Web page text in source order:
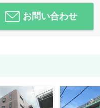
お問い合わせ